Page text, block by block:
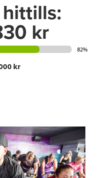
kr
82%
kr